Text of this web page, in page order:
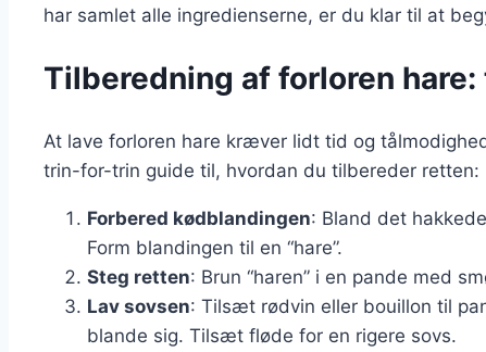
har samlet alle ingredienserne, er du klar til at
Tilberedning af forloren
At lave forloren hare kræver lidt tid og
trin-for-trin guide til, hvordan du tilbereder retten:
Forbered kødblandingen: Bland det
Form blandingen til en “hare”.
Steg retten: Brun “haren” i en pande med
Lav sovsen: Tilsæt rødvin eller bouillon til
blande sig. Tilsæt fløde for en rigere sovs.